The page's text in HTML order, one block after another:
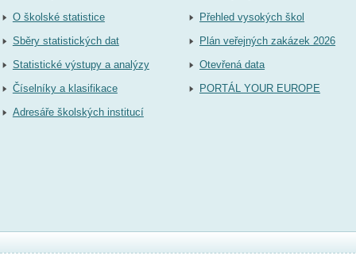
O školské statistice
Sběry statistických dat
Statistické výstupy a analýzy
Číselníky a klasifikace
Adresáře školských institucí
Přehled vysokých škol
Plán veřejných zakázek 2026
Otevřená data
PORTÁL YOUR EUROPE